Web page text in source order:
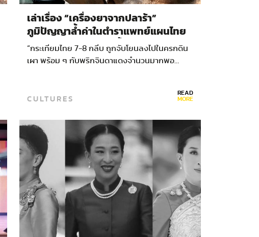
เล่าเรื่อง “เครื่องยาจากปลาร้า”
ภูมิปัญญาล้ำค่าในตำราแพทย์แผนไทย
และวิธีรักษาของหมอพื้นบ้าน
“กระเทียมไทย 7-8 กลีบ ถูกจับโยนลงไปในครกดิน
เผา พร้อม ๆ กับพริกจินดาแดงจำนวนมากพอ…
CULTURES READ
MORE